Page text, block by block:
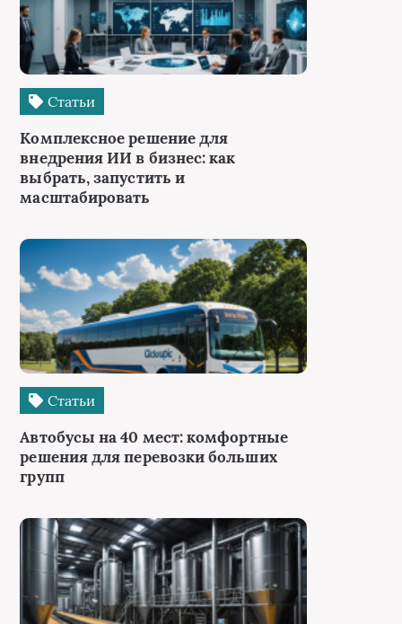
Статьи
Комплексное решение для
внедрения ИИ в бизнес: как
выбрать, запустить и
масштабировать
Статьи
Автобусы на 40 мест: комфортные
решения для перевозки больших
групп